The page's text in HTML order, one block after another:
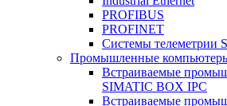
PROFIBUS
PROFINET
Системы телеметрии
Промышленные
Встраиваемые
SIMATIC BOX IPC
Встраиваемые